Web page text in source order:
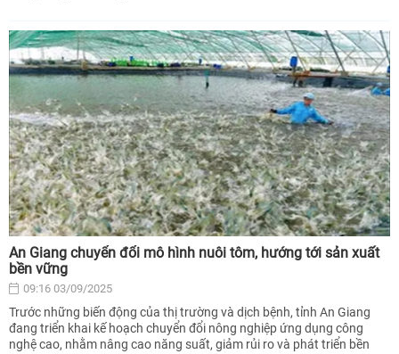
An Giang chuyển đổi mô hình nuôi tôm, hướng tới sản xuất
bền vững
09:16 03/09/2025
Trước những biến động của thị trường và dịch bệnh, tỉnh An Giang
đang triển khai kế hoạch chuyển đổi nông nghiệp ứng dụng công
nghệ cao, nhằm nâng cao năng suất, giảm rủi ro và phát triển bền